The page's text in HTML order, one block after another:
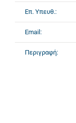
Επ. Υπευθ.:
Email:
Περιγραφή: